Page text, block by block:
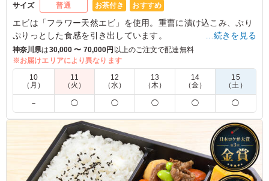
サイズ 普通 お茶付き おすすめ
エビは「フラワー天然エビ」を使用。重曹に漬け込こみ、ぷり
ぷりっとした食感を引き出しています。
多めのオリーブオイルと白ワインでソテーしているので濃厚な
カレーの中でもエビの美味しさが引き立つ一品。
※喫食までにバターが溶けてしまう場合がございます。冷蔵庫
等で保管できるご用意をお願い致します。
※オプションにて店舗ロゴ入りの紙のスリーブケース(化粧箱)
をご用意しております。ご希望の際は下記「ご飯の種類」プル
ダウンよりご選択ください。
また、画像サンプルはカテゴリ：「オプション」内の「スリー
ブケース(化粧箱)」をご参照ください。各商品共通のケースと
なります。
…続きを見る
神奈川県は30,000 〜 70,000円 以上のご注文で配達無料
※お届けエリアにより異なります
10
（月）
11
（火）
12
（水）
13
（木）
14
（金）
15
（土）
－ ◯ ◯ ◯ ◯ ◯